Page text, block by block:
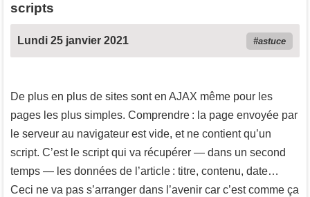
scripts
Lundi 25 janvier 2021 astuce
De plus en plus de sites sont en AJAX même pour les
pages les plus simples. Comprendre : la page envoyée par
le serveur au navigateur est vide, et ne contient qu’un
script. C’est le script qui va récupérer — dans un second
temps — les données de l’article : titre, contenu, date…
Ceci ne va pas s’arranger dans l’avenir car c’est comme ça